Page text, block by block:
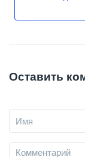
Оставить